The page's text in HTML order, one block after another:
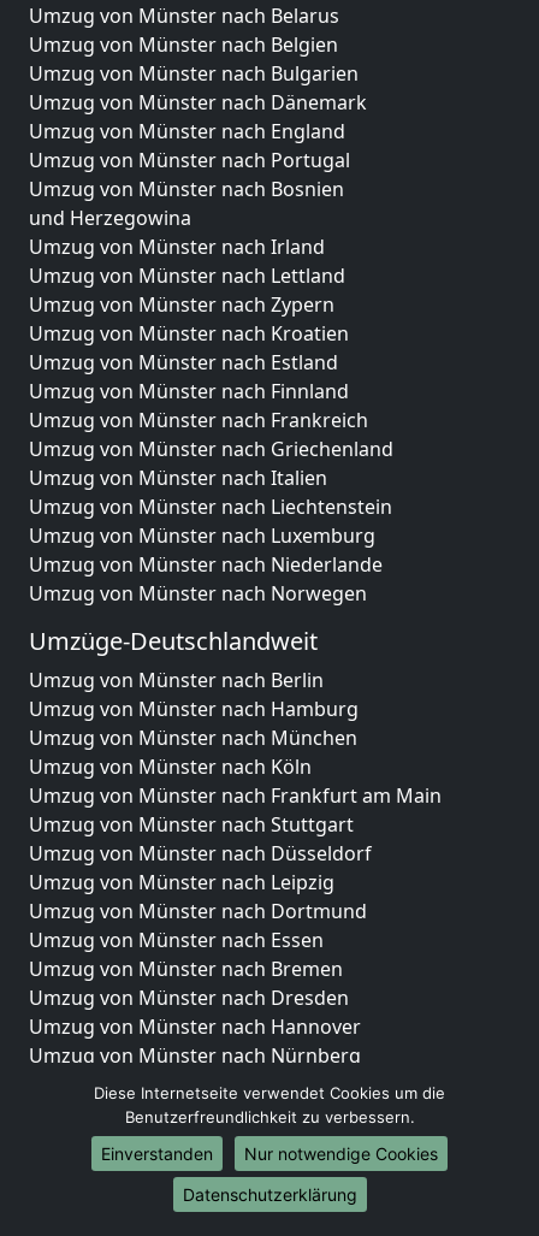
Umzug von Münster nach Belarus
Umzug von Münster nach Belgien
Umzug von Münster nach Bulgarien
Umzug von Münster nach Dänemark
Umzug von Münster nach England
Umzug von Münster nach Portugal
Umzug von Münster nach Bosnien
und Herzegowina
Umzug von Münster nach Irland
Umzug von Münster nach Lettland
Umzug von Münster nach Zypern
Umzug von Münster nach Kroatien
Umzug von Münster nach Estland
Umzug von Münster nach Finnland
Umzug von Münster nach Frankreich
Umzug von Münster nach Griechenland
Umzug von Münster nach Italien
Umzug von Münster nach Liechtenstein
Umzug von Münster nach Luxemburg
Umzug von Münster nach Niederlande
Umzug von Münster nach Norwegen
Umzüge-Deutschlandweit
Umzug von Münster nach Berlin
Umzug von Münster nach Hamburg
Umzug von Münster nach München
Umzug von Münster nach Köln
Umzug von Münster nach Frankfurt am Main
Umzug von Münster nach Stuttgart
Umzug von Münster nach Düsseldorf
Umzug von Münster nach Leipzig
Umzug von Münster nach Dortmund
Umzug von Münster nach Essen
Umzug von Münster nach Bremen
Umzug von Münster nach Dresden
Umzug von Münster nach Hannover
Umzug von Münster nach Nürnberg
Umzug von Münster nach Duisburg
Umzug von Münster nach Bochum
Umzug von Münster nach Wuppertal
Umzug von Münster nach Bielefeld
Umzug von Münster nach Bonn
Diese Internetseite verwendet Cookies um die
Benutzerfreundlichkeit zu verbessern.
Einverstanden
Nur notwendige Cookies
Datenschutzerklärung